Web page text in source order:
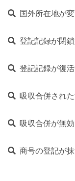
国外所在地が
登記記録が閉
登記記録が復
吸収合併され
吸収合併が無
商号の登記が